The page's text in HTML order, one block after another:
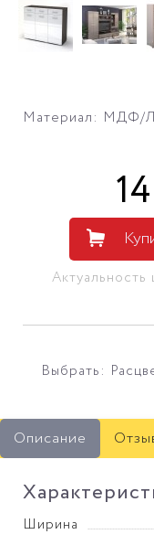
Материал: МДФ/
Выбрать:
Описание
Ширина